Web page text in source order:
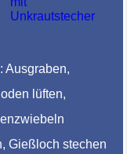
Ausgraben,
lüften,
Gießloch stechen